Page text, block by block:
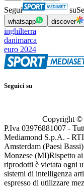
Segui su
whatsapp discover
inghilterra
danimarca
euro 2024
Seguici su
Copyright ©
P.Iva 03976881007 -
Mediamond S.p.A. -
Amsterdam (Paesi
Monzese (MI)Rispetto
riprodotti è vietata ogni
sistemi di intelligenza
espresso di utilizzare